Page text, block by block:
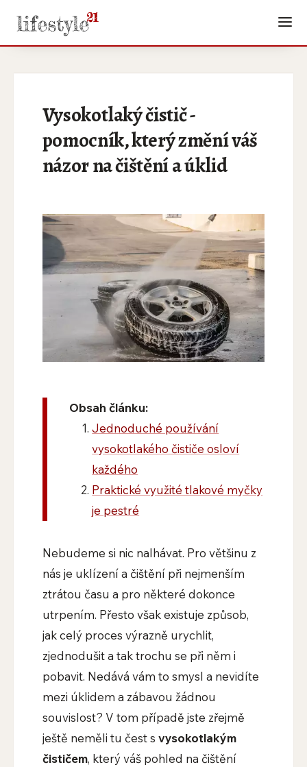
Vysokotlaký čistič -
pomocník, který změní váš
názor na čištění a úklid
Obsah článku:
Jednoduché používání
vysokotlakého čističe osloví
každého
Praktické využité tlakové myčky
je pestré
Nebudeme si nic nalhávat. Pro většinu z
nás je uklízení a čištění při nejmenším
ztrátou času a pro některé dokonce
utrpením. Přesto však existuje způsob,
jak celý proces výrazně urychlit,
zjednodušit a tak trochu se při něm i
pobavit. Nedává vám to smysl a nevidíte
mezi úklidem a zábavou žádnou
souvislost? V tom případě jste zřejmě
ještě neměli tu čest s vysokotlakým
čističem, který váš pohled na čištění